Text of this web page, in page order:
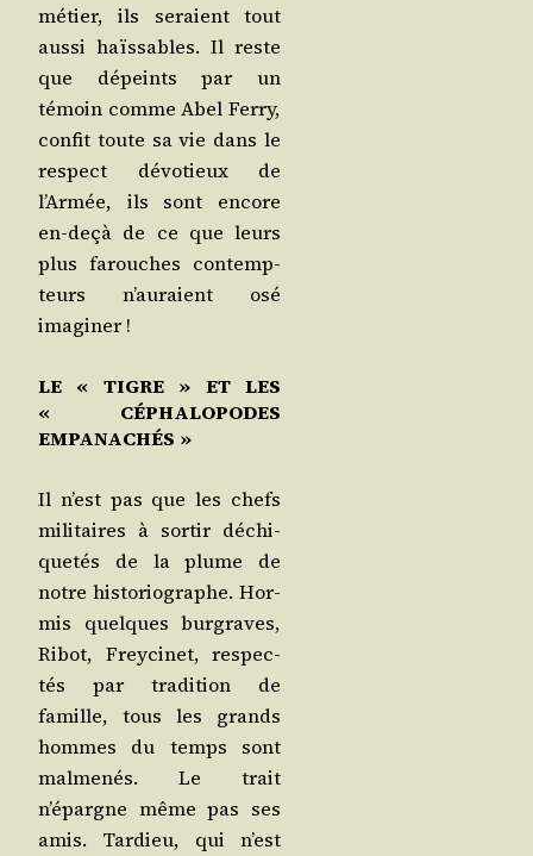
métier, ils seraient tout
aus­si haïs­sables. Il reste
que dépeints par un
témoin comme Abel Fer­ry,
confit toute sa vie dans le
res­pect dévo­tieux de
l’Armée, ils sont encore
en-deçà de ce que leurs
plus farouches contemp­
teurs n’auraient osé
imaginer !
LE « TIGRE » ET LES
« CÉPHALOPODES
EMPANACHÉS »
Il n’est pas que les chefs
mili­taires à sor­tir déchi­
que­tés de la plume de
notre his­to­rio­graphe. Hor­
mis quelques bur­graves,
Ribot, Frey­ci­net, res­pec­
tés par tra­di­tion de
famille, tous les grands
hommes du temps sont
mal­me­nés. Le trait
n’épargne même pas ses
amis. Tar­dieu, qui n’est